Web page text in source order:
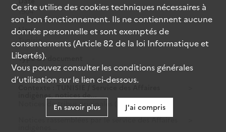
1904
Lieu
Tunisie
Type de document
Notices de tribus originales (1881-1956)
Notices rassemblées par le service des Affaires
Ce site utilise descookiestechniques nécessaires à
son bon fonctionnement. Ils ne contiennent aucune
donnée personnelle et sont exemptés de
consentements (Article 82 de la loi Informatique et
Libertés).
Vous pouvez consulter les conditions générales
d’utilisation sur le lien ci-dessous.
En savoir plus J'ai compris